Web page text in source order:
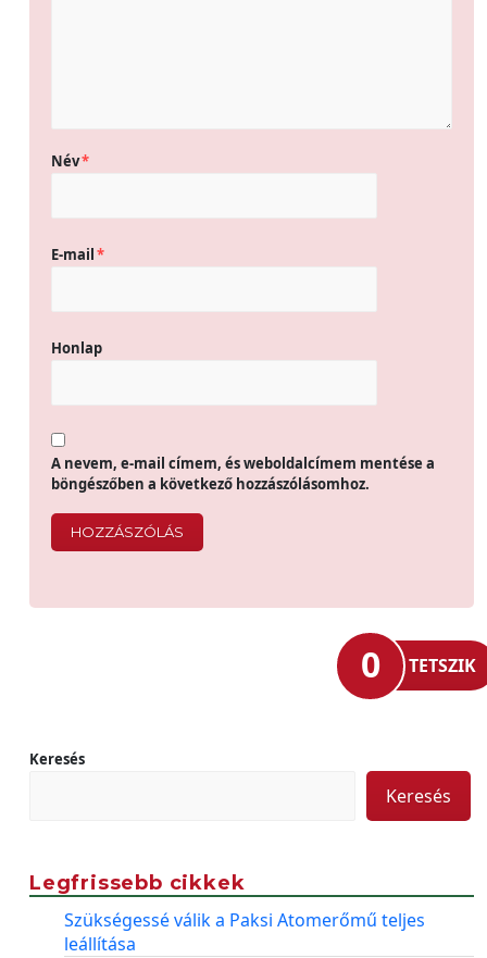
Név*
E-mail*
Honlap
A nevem, e-mail címem, és weboldalcímem mentése a
böngészőben a következő hozzászólásomhoz.
0 TETSZIK
Keresés
Keresés
Legfrissebb cikkek
Szükségessé válik a Paksi Atomerőmű teljes
leállítása